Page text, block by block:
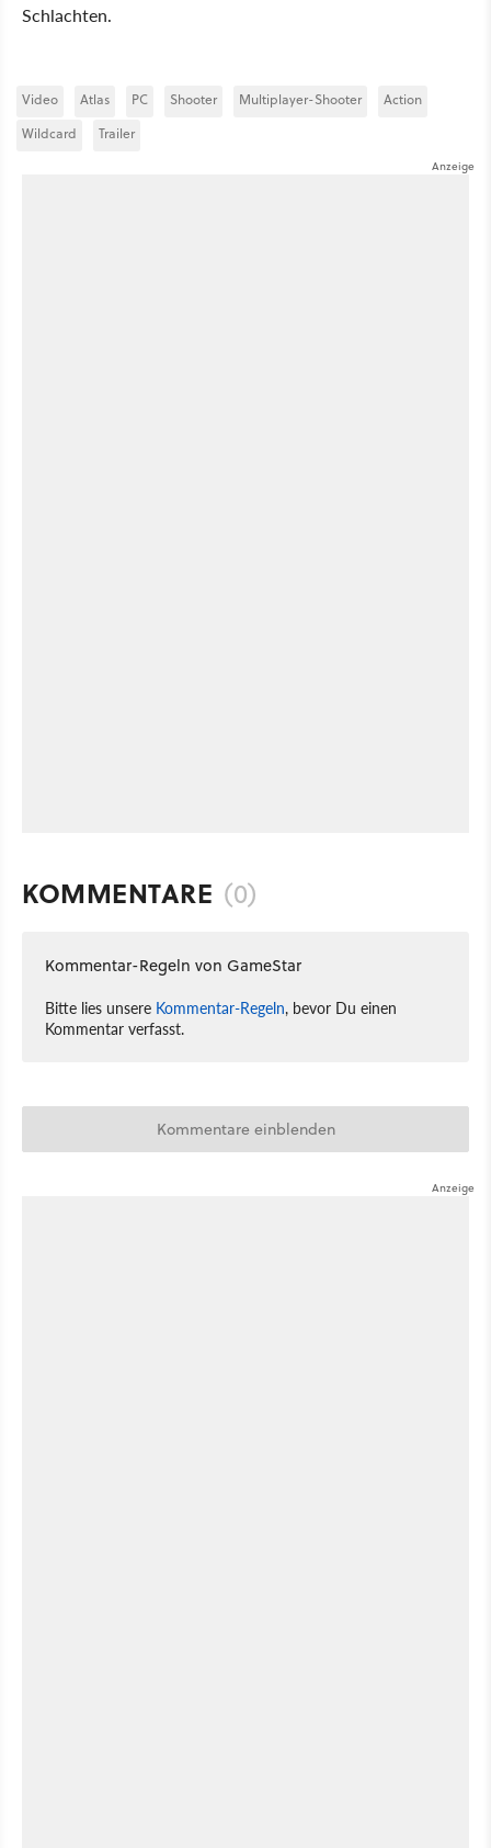
Schlachten.
Video Atlas PC Shooter Multiplayer-Shooter
Action
Wildcard
Trailer
KOMMENTARE (0)
Kommentar-Regeln von GameStar
Bitte lies unsere Kommentar-Regeln, bevor Du einen
Kommentar verfasst.
Kommentare einblenden